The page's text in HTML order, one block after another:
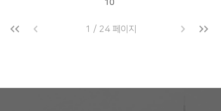
10
1 / 24 페이지